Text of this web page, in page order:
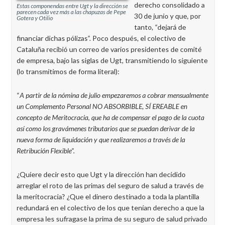
Estas componendas entre Ugt y la dirección se
parecen cada vez más a las chapuzas de Pepe
Gotera y Otilio
derecho consolidado a
30 de junio y que, por
tanto, “dejará de
financiar dichas pólizas”. Poco después, el colectivo de
Cataluña recibió un correo de varios presidentes de comité
de empresa, bajo las siglas de Ugt, transmitiendo lo siguiente
(lo transmitimos de forma literal):
“A partir de la nómina de julio empezaremos a cobrar mensualmente
un Complemento Personal NO ABSORBIBLE, SÍ EREABLE en
concepto de Meritocracia, que ha de compensar el pago de la cuota
así como los gravámenes tributarios que se puedan derivar de la
nueva forma de liquidación y que realizaremos a través de la
Retribución Flexible”.
¿Quiere decir esto que Ugt y la dirección han decidido
arreglar el roto de las primas del seguro de salud a través de
la meritocracia? ¿Que el dinero destinado a toda la plantilla
redundará en el colectivo de los que tenían derecho a que la
empresa les sufragase la prima de su seguro de salud privado